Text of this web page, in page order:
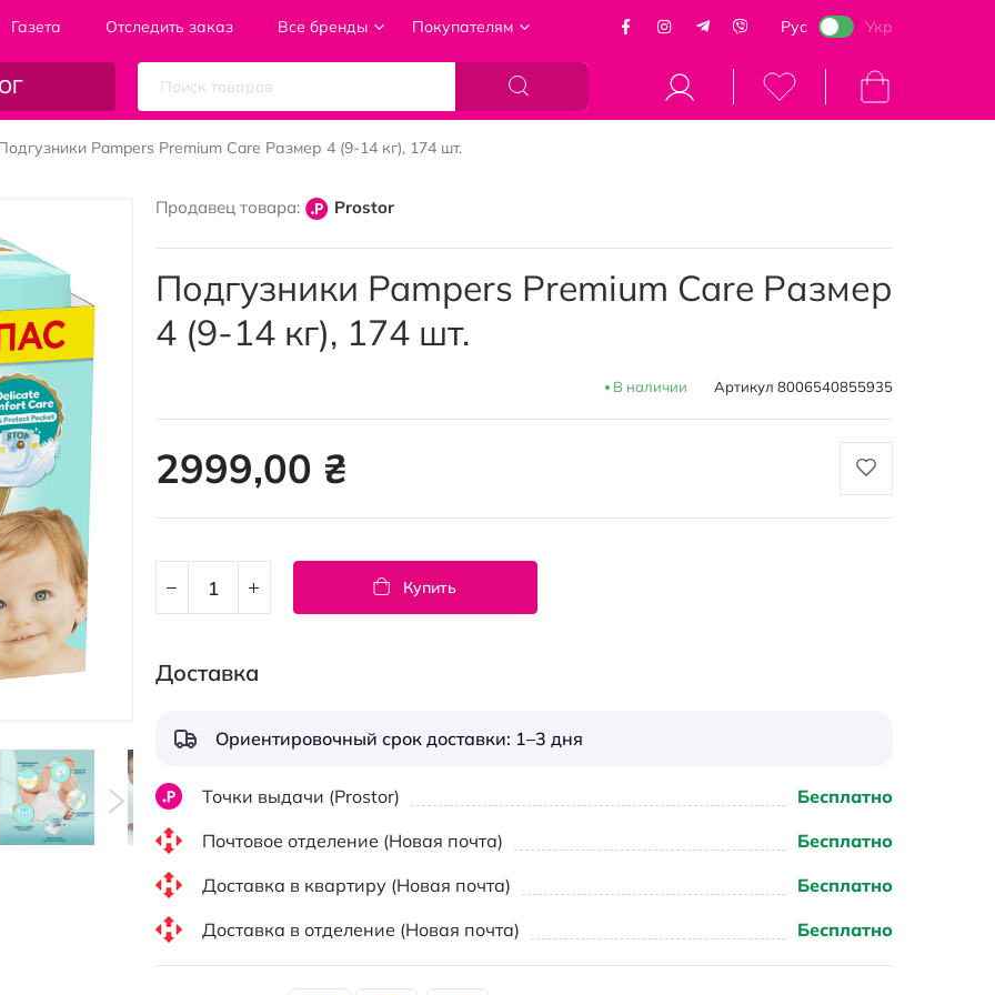
Газета Отследить заказ Все бренды Покупателям Рус Укр
Моя корзина
Pampers Premium Care Размер 4 (9-14 кг), 174 шт.
Продавец товара: Prostor
Подгузники Pampers Premium Care Размер
4 (9-14 кг), 174 шт.
В наличии Артикул 8006540855935
2999,00 ₴
Купить
Доставка
Ориентировочный срок доставки: 1–3 дня
Точки выдачи (Prostor)
Бесплатно
Почтовое отделение (Новая почта)
Бесплатно
Доставка в квартиру (Новая почта)
Бесплатно
Доставка в отделение (Новая почта)
Бесплатно